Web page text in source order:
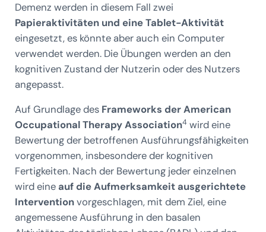
Demenz werden in diesem Fall zwei
Papieraktivitäten und eine Tablet-Aktivität
eingesetzt, es könnte aber auch ein Computer
verwendet werden. Die Übungen werden an den
kognitiven Zustand der Nutzerin oder des Nutzers
angepasst.
Auf Grundlage des Frameworks der American
Occupational Therapy Association4wird eine
Bewertung der betroffenen Ausführungsfähigkeiten
vorgenommen, insbesondere der kognitiven
Fertigkeiten. Nach der Bewertung jeder einzelnen
wird eineauf die Aufmerksamkeit ausgerichtete
Interventionvorgeschlagen, mit dem Ziel, eine
angemessene Ausführung in den basalen